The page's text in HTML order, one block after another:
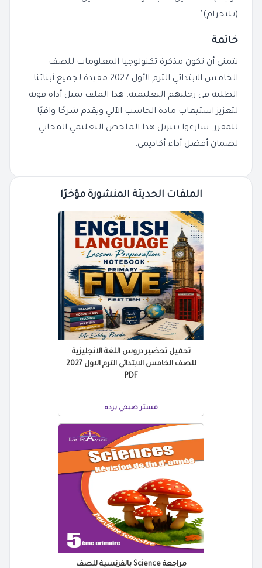
(تليجرام)".
خاتمة
نتمنى أن تكون مذكرة تكنولوجيا المعلومات للصف
الخامس الابتدائي الترم الأول 2027 مفيدة لجميع أبنائنا
الطلبة في رحلتهم التعليمية. هذا الملف يمثل أداة قوية
لتعزيز استيعاب مادة الحاسب الآلي ويقدم شرحًا وافيًا
للمقرر. سارعوا بتنزيل هذا الملخص التعليمي المجاني
لضمان أفضل أداء أكاديمي.
الملفات الحديثة المنشورة مؤخرًا
تحميل تحضير دروس اللغة الانجليزية
للصف الخامس الابتدائي الترم الاول 2027
PDF
مستر صبحي برده
مراجعة Science بالفرنسية للصف